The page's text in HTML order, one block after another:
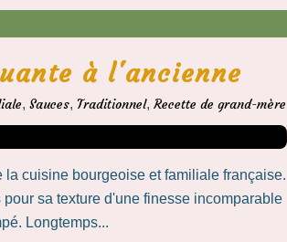
à l'ancienne
, Sauces, Traditionnel, Recette de grand-mère
cuisine bourgeoise et familiale française.
sa texture d'une finesse incomparable
Longtemps...